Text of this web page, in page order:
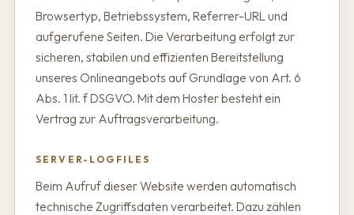
Browsertyp, Betriebssystem, Referrer-URL und
aufgerufene Seiten. Die Verarbeitung erfolgt zur
sicheren, stabilen und effizienten Bereitstellung
unseres Onlineangebots auf Grundlage von Art. 6
Abs. 1 lit. f DSGVO. Mit dem Hoster besteht ein
Vertrag zur Auftragsverarbeitung.
SERVER-LOGFILES
Beim Aufruf dieser Website werden automatisch
technische Zugriffsdaten verarbeitet. Dazu zählen